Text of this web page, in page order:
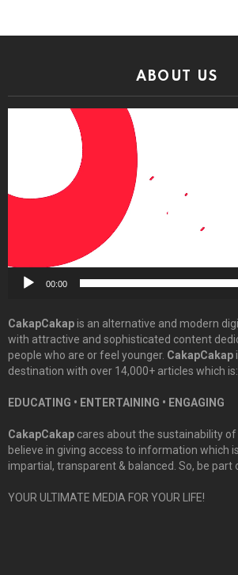
ABOUT US
00:00
CakapCakapis an alternative and modern
with attractive and sophisticated content
people who are or feel younger. CakapCakap
destination with over 14,000+ articles which is:
EDUCATING • ENTERTAINING • ENGAGING
CakapCakap cares about the sustainability
believe in giving access to information which
impartial, transparent & balanced. So, be
YOUR ULTIMATE MEDIA FOR YOUR LIFE!